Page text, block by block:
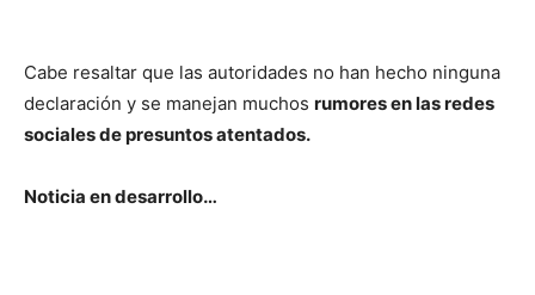
Cabe resaltar que las autoridades no han hecho ninguna
declaración y se manejan muchos rumores en las redes
sociales de presuntos atentados.
Noticia en desarrollo…